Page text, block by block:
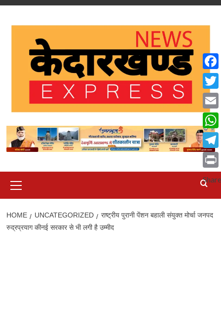
Skip
Menu
HOME UNCATEGORIZED
राष्ट्रीय पुरानी पेंशन बहाली संयुक्त मोर्चा जनपद
रुद्रप्रयाग कीनई सरकार से भी लगी है उम्मीद
Email
Print
Share